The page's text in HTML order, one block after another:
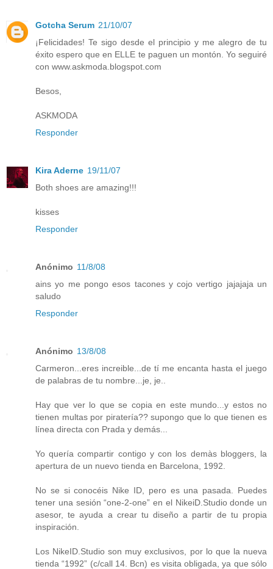
Gotcha Serum 21/10/07
¡Felicidades! Te sigo desde el principio y me alegro de tu
éxito espero que en ELLE te paguen un montón. Yo seguiré
con www.askmoda.blogspot.com
Besos,
ASKMODA
Responder
Kira Aderne 19/11/07
Both shoes are amazing!!!
kisses
Responder
Anónimo 11/8/08
ains yo me pongo esos tacones y cojo vertigo jajajaja un
saludo
Responder
Anónimo 13/8/08
Carmeron...eres increible...de tí me encanta hasta el juego
de palabras de tu nombre...je, je..
Hay que ver lo que se copia en este mundo...y estos no
tienen multas por piratería?? supongo que lo que tienen es
línea directa con Prada y demás...
Yo quería compartir contigo y con los demàs bloggers, la
apertura de un nuevo tienda en Barcelona, 1992.
No se si conocéis Nike ID, pero es una pasada. Puedes
tener una sesión “one-2-one” en el NikeiD.Studio donde un
asesor, te ayuda a crear tu diseño a partir de tu propia
inspiración.
Los NikeID.Studio son muy exclusivos, por lo que la nueva
tienda “1992” (c/call 14. Bcn) es visita obligada, ya que sólo